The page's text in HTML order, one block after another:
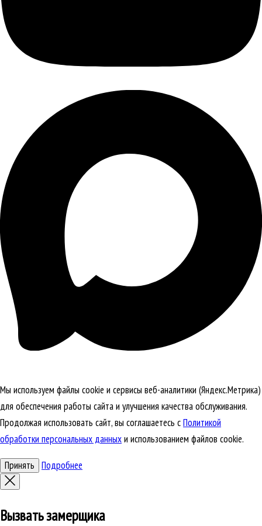
Мы используем файлы cookie и сервисы веб-аналитики (Яндекс.Метрика)
для обеспечения работы сайта и улучшения качества обслуживания.
Продолжая использовать сайт, вы соглашаетесь сПолитикой
обработки персональных данныхи использованием файлов cookie.
Принять Подробнее
Вызвать замерщика